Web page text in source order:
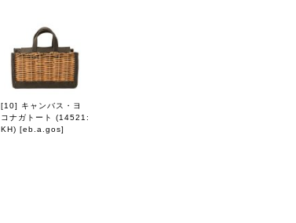
[10] キャンバス・ヨ
コナガトート (14521:
KH) [eb.a.gos]